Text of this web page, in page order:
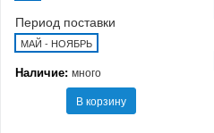
Период поставки
МАЙ - НОЯБРЬ
Наличие: много
В корзину